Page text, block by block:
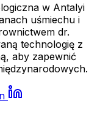
w Antalyi
uśmiechu i
dr.
technologię z
aby zapewnić